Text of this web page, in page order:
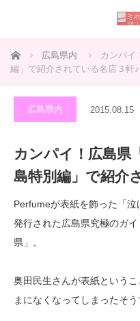
ホーム 広島県内
カンパイ
編」で紹介されている名店３軒♪
広島県内 2015.08.15
カンパイ！広島県
島特別編」で紹介
Perfumeが表紙を飾った「
発行された広島県究極のガ
県」。
奥田民生さんが表紙という
まになくなってしまったそう